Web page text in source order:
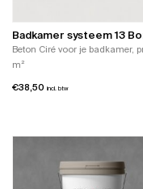
Badkamer systeem 13
Beton Ciré voor je badkamer,
m²
€38,50 incl. btw